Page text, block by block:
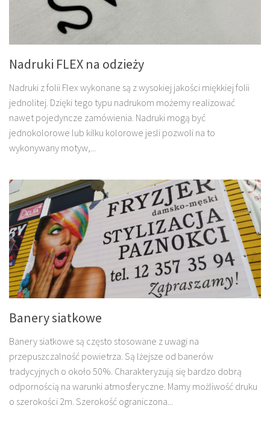
Nadruki FLEX na odzieży
Nadruki z folii Flex wykonane są z wysokiej jakości miękkiej folii
jednolitej. Dzięki tego typu nadrukom możemy realizować
nawet pojedyncze zamówienia. Nadruki mogą być
jednokolorowe lub kilku kolorowe jesli pozwoli na to
wykonywany motyw,...
Banery siatkowe
Banery siatkowe są często stosowane z uwagi na
przepuszczalność powietrza. Są lżejsze od banerów
tradycyjnych o około 50%. Charakteryzują się bardzo dobrą
odpornością na warunki atmosferyczne. Mamy możliwość druku
o szerokości 2m. Szerokość ograniczona...